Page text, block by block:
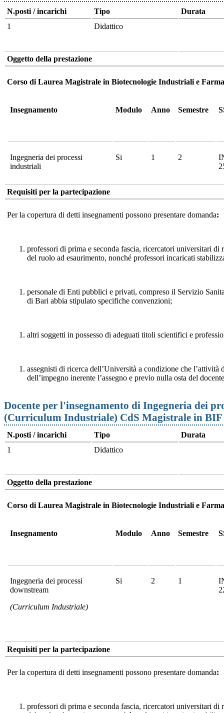
N.posti / incarichi Tipo
Durata
1
Didattico
Oggetto della prestazione
Corso di Laurea Magistrale in Biotecnologie Industriali e
Insegnamento Modulo Anno Semestre
Ingegneria dei processi
industriali
Si 1 2
Requisiti per la partecipazione
Per la copertura di detti insegnamenti possono presentare domanda:
professori di prima e seconda fascia, ricercatori universitari di
del ruolo ad esaurimento, nonché professori incaricati
personale di Enti pubblici e privati, compreso il Servizio
di Bari abbia stipulato specifiche convenzioni;
altri soggetti in possesso di adeguati titoli scientifici e
assegnisti di ricerca dell’Università a condizione che l’attività
dell’impegno inerente l’assegno e previo nulla osta del
Docente per l'insegnamento di Ingegneria dei
(Curriculum Industriale) CdS Magistrale in
N.posti / incarichi Tipo
Durata
1
Didattico
Oggetto della prestazione
Corso di Laurea Magistrale in Biotecnologie Industriali e
Insegnamento Modulo Anno Semestre
Ingegneria dei processi
downstream
(Curriculum Industriale)
Si 2 1
Requisiti per la partecipazione
Per la copertura di detti insegnamenti possono presentare domanda:
professori di prima e seconda fascia, ricercatori universitari di